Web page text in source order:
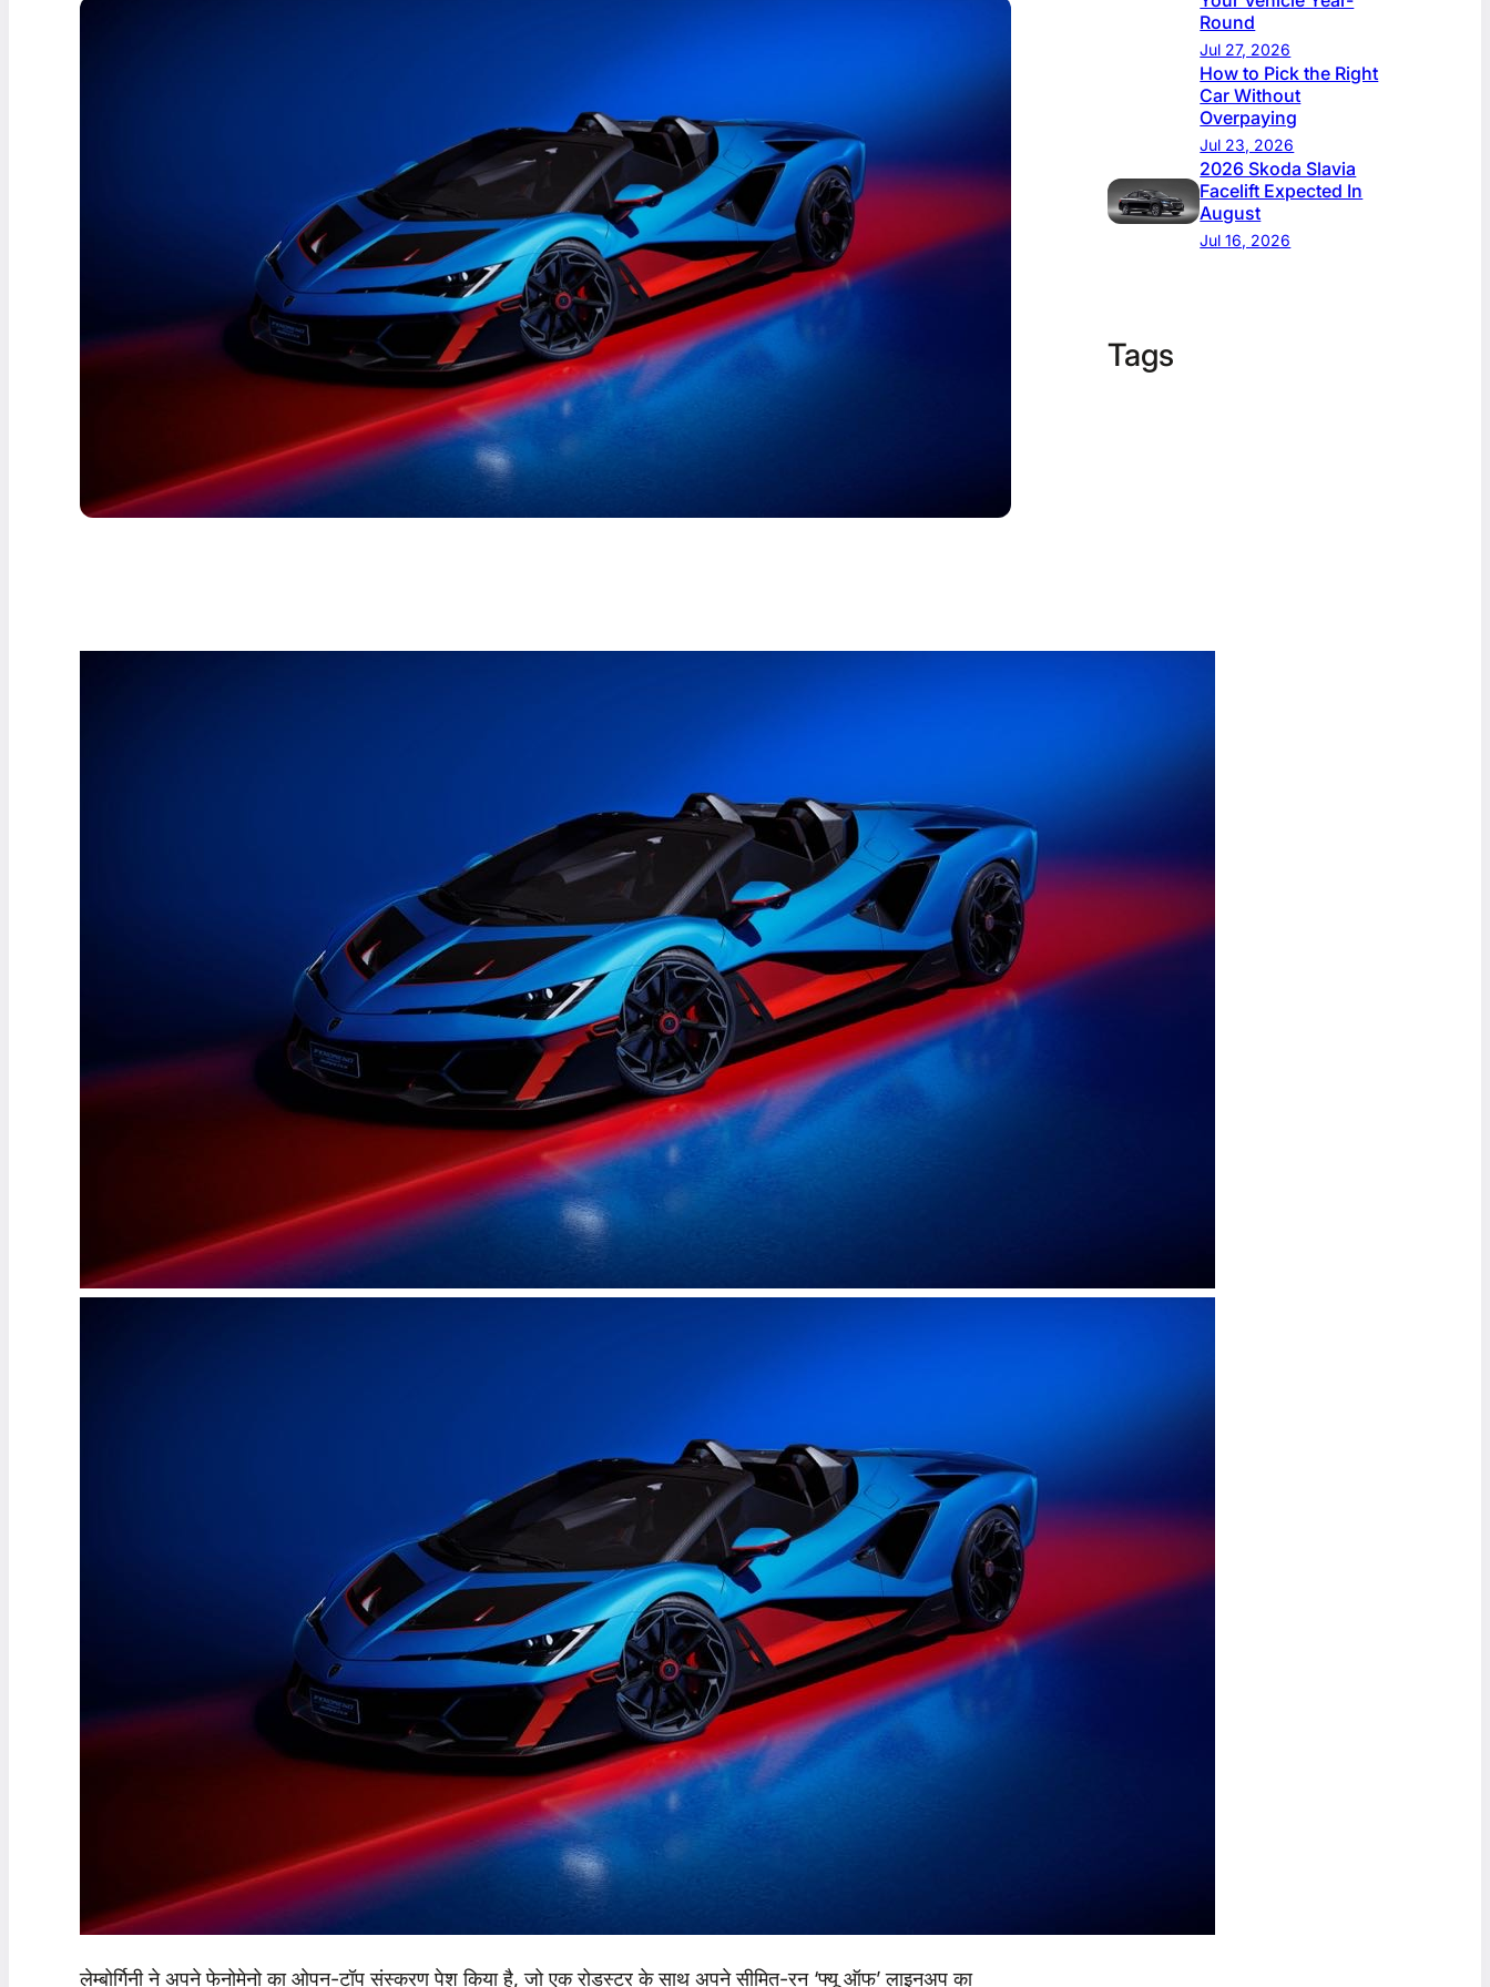
लेम्बोर्गिनी ने अपने फेनोमेनो का ओपन-टॉप संस्करण पेश किया है, जो एक रोडस्टर के साथ अपने सीमित-रन ‘फ्यू ऑफ’ लाइनअप का
Round
Jul 27, 2026
How to Pick the Right
Car Without
Overpaying
Jul 23, 2026
2026 Skoda Slavia
Facelift Expected In
August
Jul 16, 2026
Tags